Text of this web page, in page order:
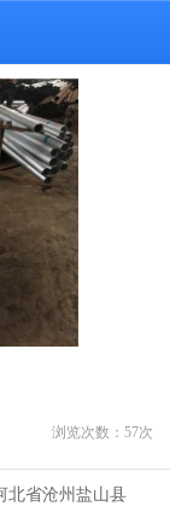
浏览次数： 57次
北省沧州盐山县